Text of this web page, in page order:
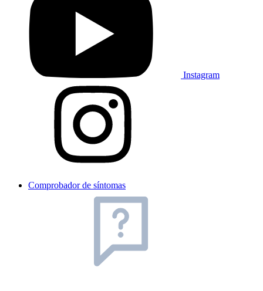
Instagram
Comprobador de síntomas